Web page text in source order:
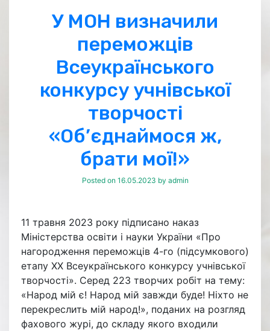
У МОН визначили
переможців
Всеукраїнського
конкурсу учнівської
творчості
«Об’єднаймося ж,
брати мої!»
Posted on 16.05.2023 by admin
11 травня 2023 року підписано наказ
Міністерства освіти і науки України «Про
нагородження переможців 4-го (підсумкового)
етапу ХХ Всеукраїнського конкурсу учнівської
творчості». Серед 223 творчих робіт на тему:
«Народ мій є! Народ мій завжди буде! Ніхто не
перекреслить мій народ!», поданих на розгляд
фахового журі, до складу якого входили